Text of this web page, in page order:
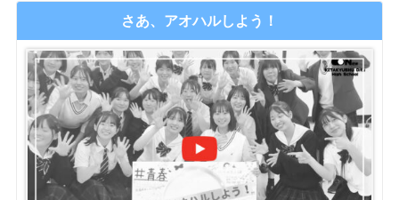
さあ、アオハルしよう！